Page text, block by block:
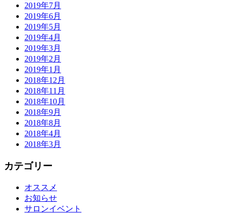
2019年7月
2019年6月
2019年5月
2019年4月
2019年3月
2019年2月
2019年1月
2018年12月
2018年11月
2018年10月
2018年9月
2018年8月
2018年4月
2018年3月
カテゴリー
オススメ
お知らせ
サロンイベント